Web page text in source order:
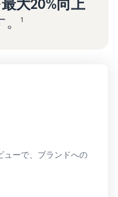
大20%向上
1
ューで、ブランドへの